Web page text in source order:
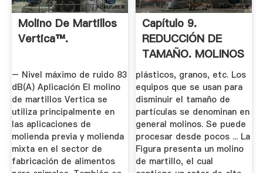
Molino De Martillos
Vertica™.
– Nivel máximo de ruido 83
dB(A) Aplicación El molino
de martillos Vertica se
utiliza principalmente en
las aplicaciones de
molienda previa y molienda
mixta en el sector de
fabricación de alimentos
Capítulo 9.
REDUCCIÓN DE
TAMAÑO. MOLINOS
.
plásticos, granos, etc. Los
equipos que se usan para
disminuir el tamaño de
partículas se denominan en
general molinos. Se puede
procesar desde pocos ... La
Figura presenta un molino
de martillo, el cual